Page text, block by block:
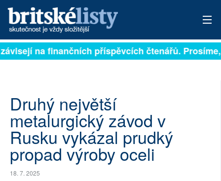
PŘIHLÁSIT
ARCHIV
ROZHOVORY
TÉMATA
NEJČTENĚJŠÍ ZA 7 DNÍ
na finančních příspěvcích čtenářů. Prosíme,
Druhý největší
metalurgický závod v
Rusku vykázal prudký
propad výroby oceli
18. 7. 2025